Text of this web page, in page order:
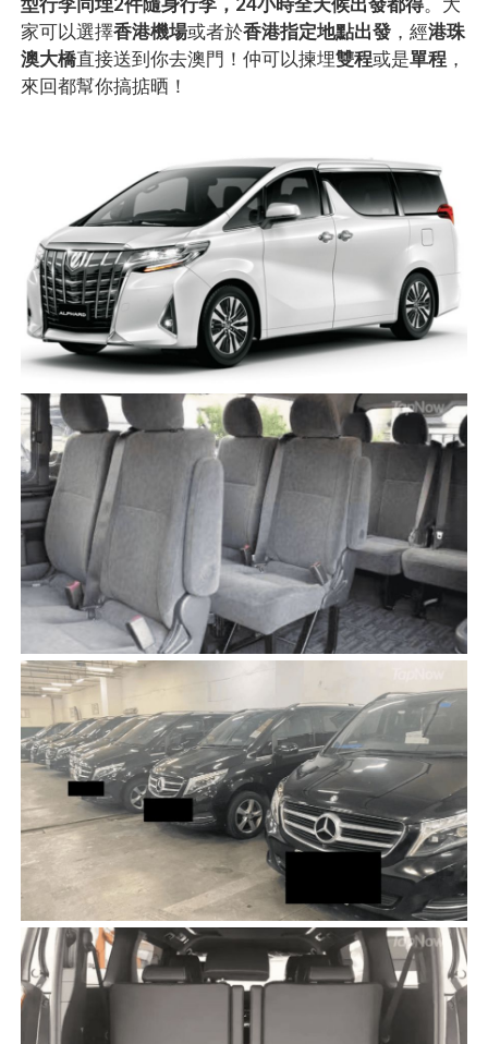
家可以選擇香港機場或者於香港指定地點出發 ，經港珠
澳大橋直接送到你去澳門！仲可以揀埋雙程或是單程 ，
來回都幫你搞掂晒！